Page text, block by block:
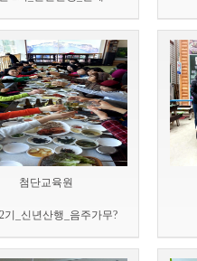
첨단교육원
기_신년산행_음주가무?